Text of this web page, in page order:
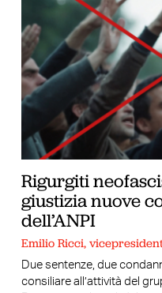
Rigurgiti
giustizia nuove
dell’ANPI
Emilio Ricci,
Due sentenze, due
consiliare all’attività del